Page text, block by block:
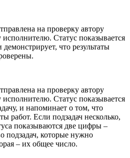
на проверку автору
Статус показывается
демонстрирует, что результаты
на проверку автору
Статус показывается
и напоминает о том, что
работ. Если подзадач несколько,
показываются две цифры –
подзадач, которые нужно
– их общее число.